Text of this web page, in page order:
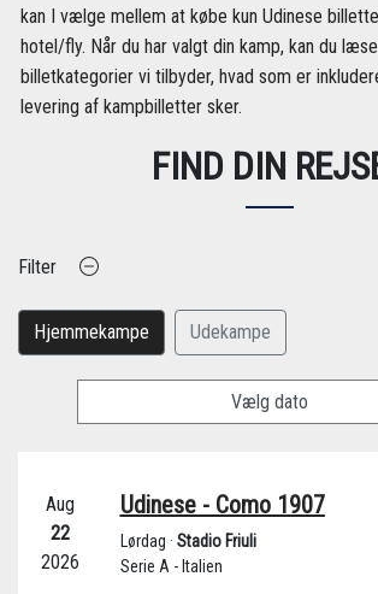
kan I vælge mellem at købe kun Udinese
hotel/fly. Når du har valgt din kamp, kan du
billetkategorier vi tilbyder, hvad som er
levering af kampbilletter sker.